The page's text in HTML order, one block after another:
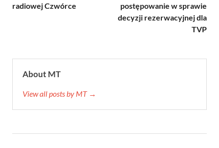
radiowej Czwórce
postępowanie w sprawie
decyzji rezerwacyjnej dla
TVP
About MT
View all posts by MT →